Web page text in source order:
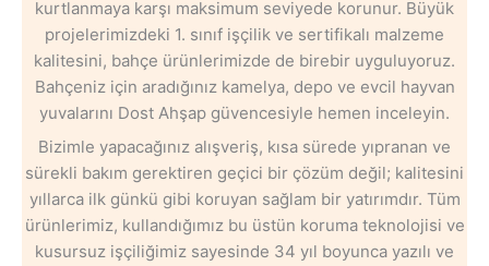
kurtlanmaya karşı maksimum seviyede korunur. Büyük
projelerimizdeki 1. sınıf işçilik ve sertifikalı malzeme
kalitesini, bahçe ürünlerimizde de birebir uyguluyoruz.
Bahçeniz için aradığınız kamelya, depo ve evcil hayvan
yuvalarını Dost Ahşap güvencesiyle hemen inceleyin.
Bizimle yapacağınız alışveriş, kısa sürede yıpranan ve
sürekli bakım gerektiren geçici bir çözüm değil; kalitesini
yıllarca ilk günkü gibi koruyan sağlam bir yatırımdır. Tüm
ürünlerimiz, kullandığımız bu üstün koruma teknolojisi ve
kusursuz işçiliğimiz sayesinde 34 yıl boyunca yazılı ve